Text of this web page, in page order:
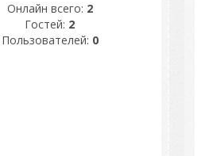
Онлайн всего: 2
Гостей: 2
Пользователей: 0